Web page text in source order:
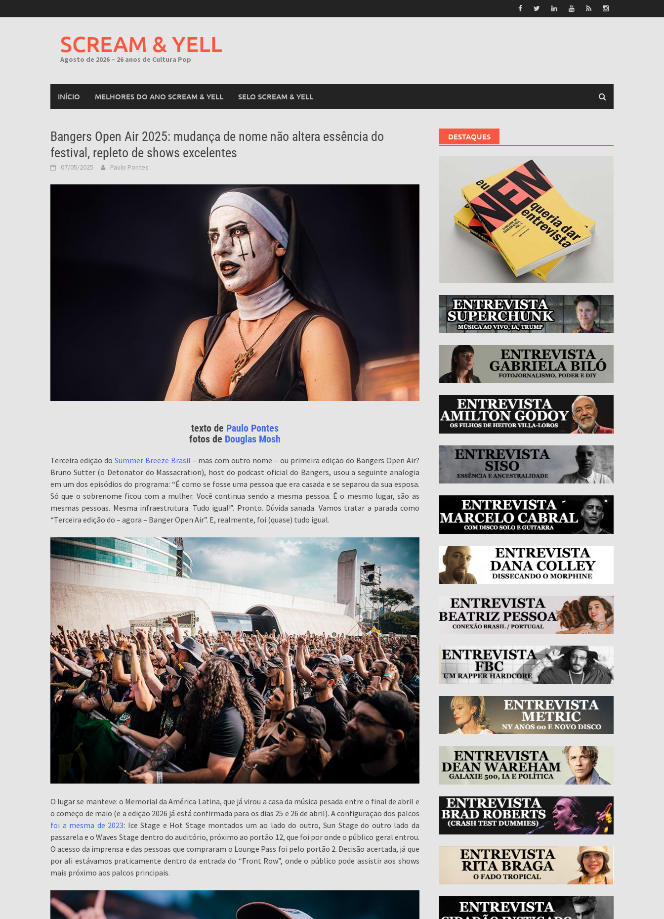
to
SCREAM & YELL
Agosto de 2026 – 26 anos de Cultura Pop
INÍCIO MELHORES DO ANO SCREAM & YELL SELO SCREAM & YELL
Bangers Open Air 2025: mudança de nome não altera essência do
festival, repleto de shows excelentes
07/05/2025 Paulo Pontes
texto de Paulo Pontes
fotos de Douglas Mosh
Terceira edição do Summer Breeze Brasil – mas com outro nome – ou primeira edição do Bangers Open Air?
Bruno Sutter (o Detonator do Massacration), host do podcast oficial do Bangers, usou a seguinte analogia
em um dos episódios do programa: “É como se fosse uma pessoa que era casada e se separou da sua esposa.
Só que o sobrenome ficou com a mulher. Você continua sendo a mesma pessoa. É o mesmo lugar, são as
mesmas pessoas. Mesma infraestrutura. Tudo igual!”. Pronto. Dúvida sanada. Vamos tratar a parada como
“Terceira edição do – agora – Banger Open Air”. E, realmente, foi (quase) tudo igual.
O lugar se manteve: o Memorial da América Latina, que já virou a casa da música pesada entre o final de abril e
o começo de maio (e a edição 2026 já está confirmada para os dias 25 e 26 de abril). A configuração dos palcos
foi a mesma de 2023: Ice Stage e Hot Stage montados um ao lado do outro, Sun Stage do outro lado da
passarela e o Waves Stage dentro do auditório, próximo ao portão 12, que foi por onde o público geral entrou.
O acesso da imprensa e das pessoas que compraram o Lounge Pass foi pelo portão 2. Decisão acertada, já que
por ali estávamos praticamente dentro da entrada do “Front Row”, onde o público pode assistir aos shows
mais próximo aos palcos principais.
DESTAQUES